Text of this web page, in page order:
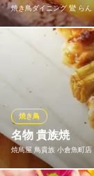
あお季 竪町店
肉豆腐と焼き
ＪＲ西小倉駅
福岡県北九州市小
焼き鳥ダイニング 鸞 らん
鹿児島県産薩摩
位ごとに使用す
き鶏を丁寧に1本
くせもなく一番
焼き鳥ダイニ
ジャズが流れ
ＪＲ鹿児島本
福岡県北九州市小
名物 貴族焼
焼鳥屋 鳥貴族 小倉魚町店
焼き鳥